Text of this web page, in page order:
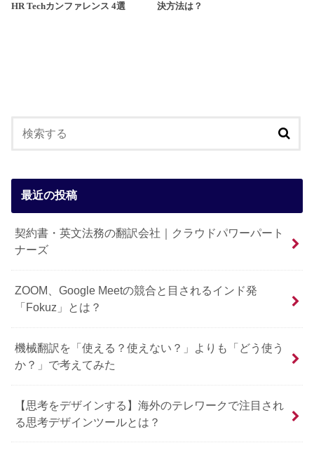
HR Techカンファレンス 4選
決方法は？
最近の投稿
契約書・英文法務の翻訳会社｜クラウドパワーパート
ナーズ
ZOOM、Google Meetの競合と目されるインド発
「Fokuz」とは？
機械翻訳を「使える？使えない？」よりも「どう使う
か？」で考えてみた
【思考をデザインする】海外のテレワークで注目され
る思考デザインツールとは？